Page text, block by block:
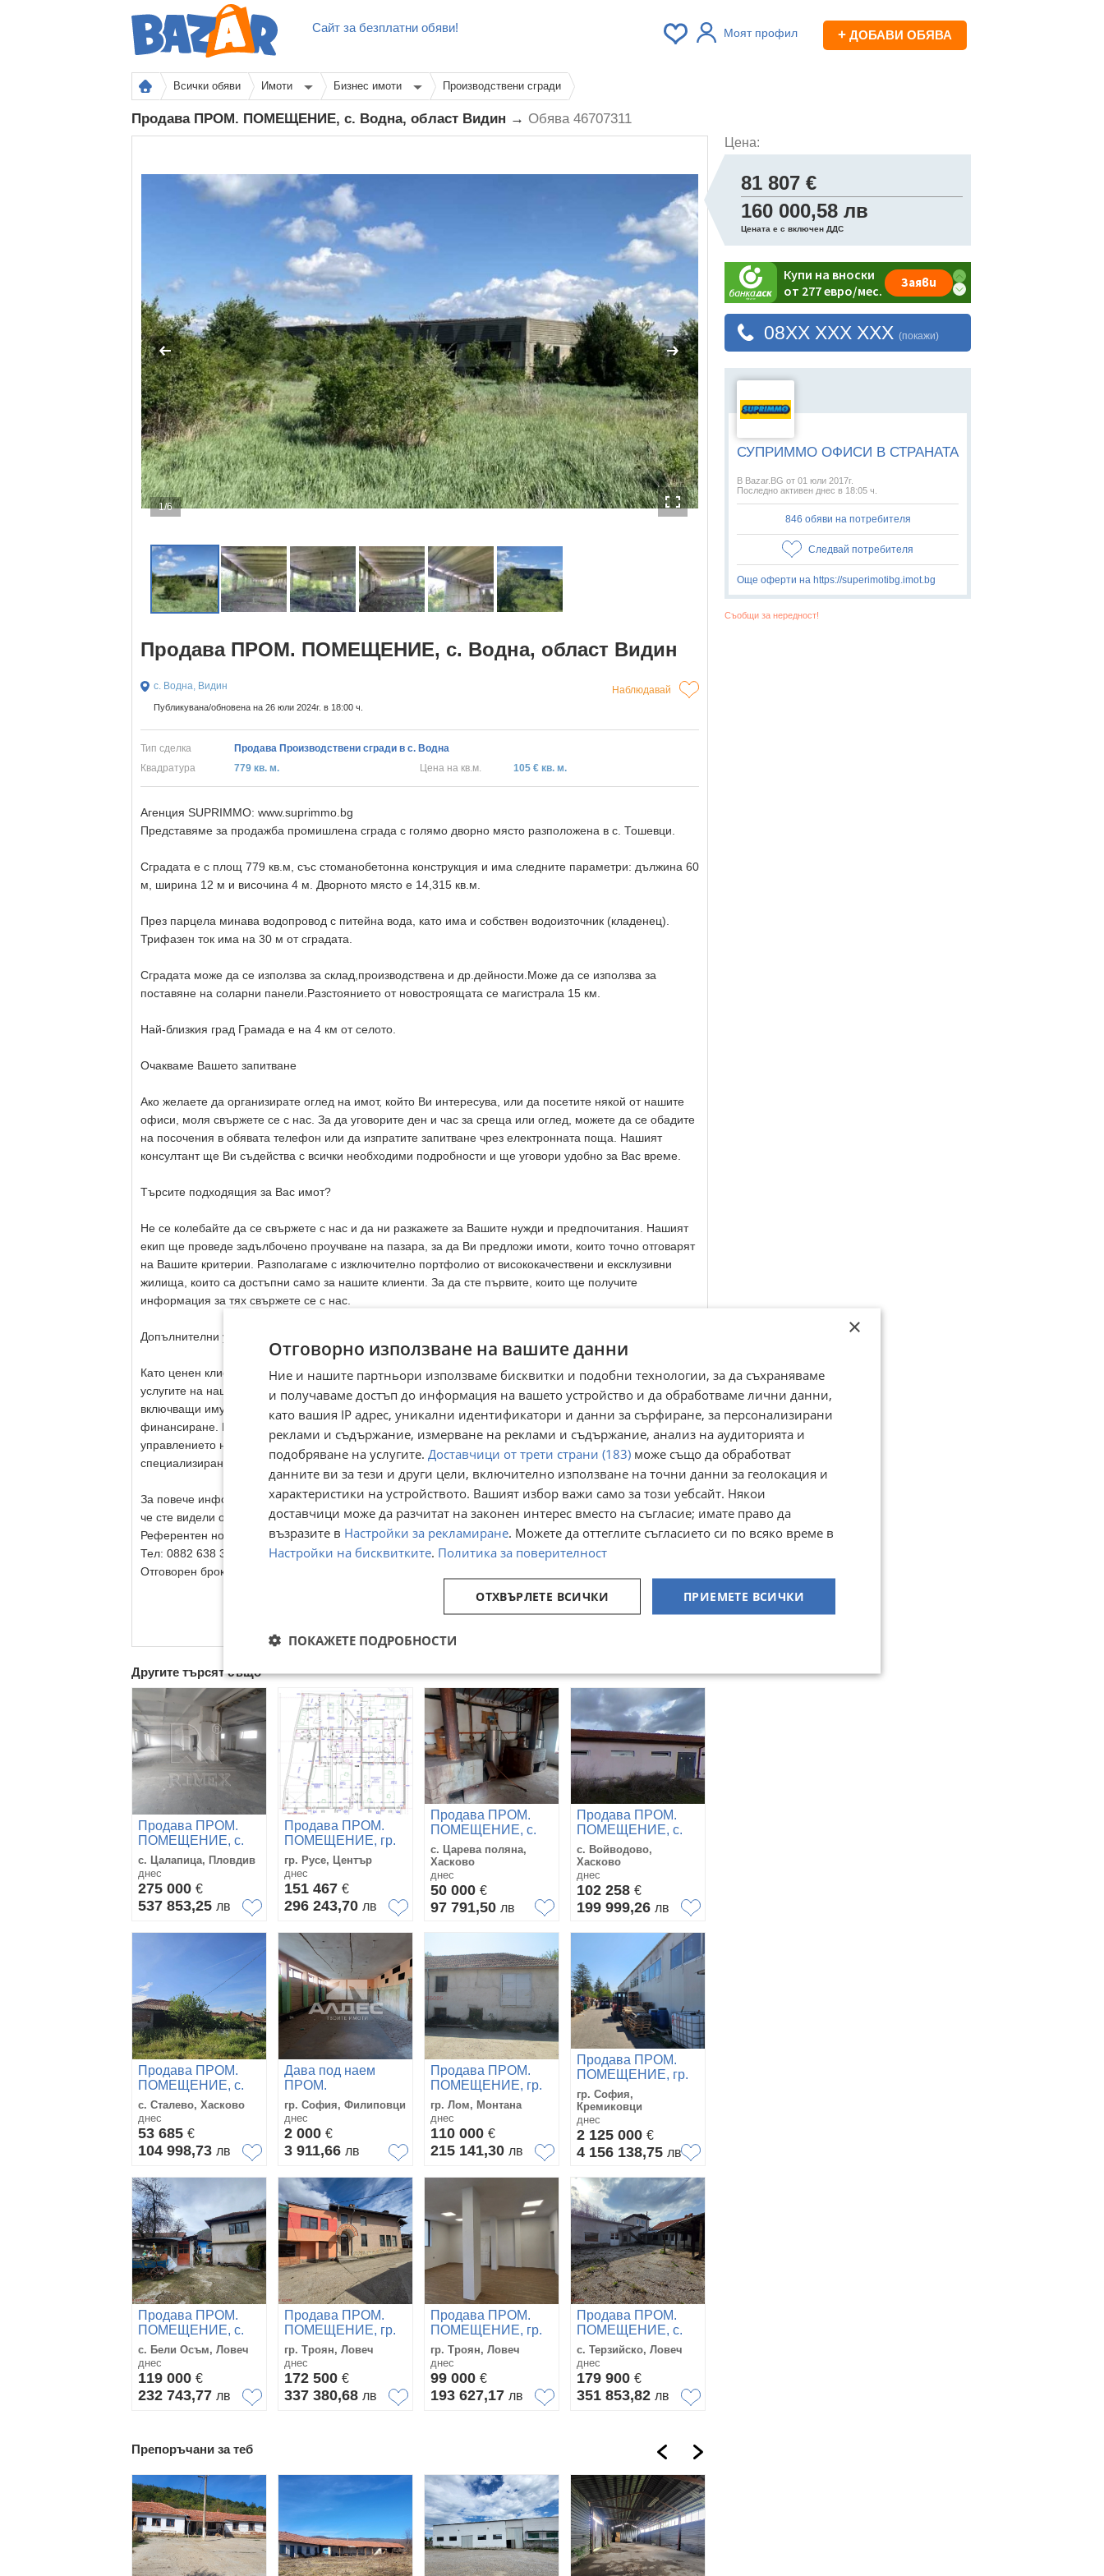
Сайт за безплатни обяви! Моят профил + ДОБАВИ ОБЯВА
Всички обяви Имоти Бизнес имоти Производствени сгради
Продава ПРОМ. ПОМЕЩЕНИЕ, с. Водна, област Видин → Обява 46707311
1/6
Продава ПРОМ. ПОМЕЩЕНИЕ, с. Водна, област Видин
с. Водна, Видин Наблюдавай
Публикувана/обновена на 26 юли 2024г. в 18:00 ч.
Тип сделка
Продава Производствени сгради в с. Водна
Квадратура
779 кв. м. Цена на кв.м. 105 € кв. м.
Агенция SUPRIMMO: www.suprimmo.bg
Представяме за продажба промишлена сграда с голямо дворно място разположена в с. Тошевци.
Сградата е с площ 779 кв.м, със стоманобетонна конструкция и има следните параметри: дължина 60
м, ширина 12 м и височина 4 м. Дворното място е 14,315 кв.м.
През парцела минава водопровод с питейна вода, като има и собствен водоизточник (кладенец).
Трифазен ток има на 30 м от сградата.
Сградата може да се използва за склад,производствена и др.дейности.Може да се използва за
поставяне на соларни панели.Разстоянието от новостроящата се магистрала 15 км.
Най-близкия град Грамада е на 4 км от селото.
Очакваме Вашето запитване
Ако желаете да организирате оглед на имот, който Ви интересува, или да посетите някой от нашите
офиси, моля свържете се с нас. За да уговорите ден и час за среща или оглед, можете да се обадите
на посочения в обявата телефон или да изпратите запитване чрез електронната поща. Нашият
консултант ще Ви съдейства с всички необходими подробности и ще уговори удобно за Вас време.
Търсите подходящия за Вас имот?
Не се колебайте да се свържете с нас и да ни разкажете за Вашите нужди и предпочитания. Нашият
екип ще проведе задълбочено проучване на пазара, за да Ви предложи имоти, които точно отговарят
на Вашите критерии. Разполагаме с изключително портфолио от висококачествени и ексклузивни
жилища, които са достъпни само за нашите клиенти. За да сте първите, които ще получите
информация за тях свържете се с нас.
Допълнителни услуги
Като ценен клиент на нашата компания, Вие ще имате привилегията да ползвате напълно безплатно
услугите на нашия опитен юридически екип. В допълнение, предлагаме комплексни решения,
включващи имуществена застраховка, безплатна финансова консултация, както и изгодни условия за
финансиране. Нашите услуги се разпростират и в сферата на препродажбата, отдаването под наем и
управлението на имоти. Осигуряваме висококачествени ремонтни дейности и обзавеждане чрез
специализирани ...
За повече информация свържете се с нас и цитирайте референтния номер на имота. Моля, кажете,
че сте видeли обявата в този сайт.
Референтен номер: Vd 124137
Тел: 0882 638 381, 094 988 079
Отговорен брокер:Стефан Филаретов
Преглеждания:258
Другите търсят също
Продава ПРОМ.
ПОМЕЩЕНИЕ, с.
Цалапица, област
Пловдив
с. Цалапица, Пловдив
днес
275 000 €
537 853,25 лв
Продава ПРОМ.
ПОМЕЩЕНИЕ, гр.
Русе, Център
гр. Русе, Център
днес
151 467 €
296 243,70 лв
Продава ПРОМ.
ПОМЕЩЕНИЕ, с.
Царева поляна,
област Хасково
с. Царева поляна,
Хасково
днес
50 000 €
97 791,50 лв
Продава ПРОМ.
ПОМЕЩЕНИЕ, с.
Войводово, област
Хасково
с. Войводово,
Хасково
днес
102 258 €
199 999,26 лв
Продава ПРОМ.
ПОМЕЩЕНИЕ, с.
Сталево, област
Хасково
с. Сталево, Хасково
днес
53 685 €
104 998,73 лв
Дава под наем
ПРОМ.
ПОМЕЩЕНИЕ, гр.
София, Филиповци
гр. София, Филиповци
днес
2 000 €
3 911,66 лв
Продава ПРОМ.
ПОМЕЩЕНИЕ, гр.
Лом, област
Монтана
гр. Лом, Монтана
днес
110 000 €
215 141,30 лв
Продава ПРОМ.
ПОМЕЩЕНИЕ, гр.
София,
Кремиковци
гр. София,
Кремиковци
днес
2 125 000 €
4 156 138,75 лв
Продава ПРОМ.
ПОМЕЩЕНИЕ, с.
Бели Осъм, област
Ловеч
с. Бели Осъм, Ловеч
днес
119 000 €
232 743,77 лв
Продава ПРОМ.
ПОМЕЩЕНИЕ, гр.
Троян, област
Ловеч
гр. Троян, Ловеч
днес
172 500 €
337 380,68 лв
Продава ПРОМ.
ПОМЕЩЕНИЕ, гр.
Троян, област
Ловеч
гр. Троян, Ловеч
днес
99 000 €
193 627,17 лв
Продава ПРОМ.
ПОМЕЩЕНИЕ, с.
Терзийско, област
Ловеч
с. Терзийско, Ловеч
днес
179 900 €
351 853,82 лв
Препоръчани за теб
Цена:
81 807 €
160 000,58 лв
Цената е с включен ДДС
08XX XXX XXX (покажи)
СУПРИММО ОФИСИ В СТРАНАТА
В Bazar.BG от 01 юли 2017г.
Последно активен днес в 18:05 ч.
846 обяви на потребителя
Следвай потребителя
Още оферти на https://superimotibg.imot.bg
Съобщи за нередност!
×
Отговорно използване на вашите данни
Ние и нашите партньори използваме бисквитки и подобни технологии, за да съхраняваме
и получаваме достъп до информация на вашето устройство и да обработваме лични данни,
като вашия IP адрес, уникални идентификатори и данни за сърфиране, за персонализирани
реклами и съдържание, измерване на реклами и съдържание, анализ на аудиторията и
подобряване на услугите. Доставчици от трети страни (183) може също да обработват
данните ви за тези и други цели, включително използване на точни данни за геолокация и
характеристики на устройството. Вашият избор важи само за този уебсайт. Някои
доставчици може да разчитат на законен интерес вместо на съгласие; имате право да
възразите в Настройки за рекламиране. Можете да оттеглите съгласието си по всяко време в
Настройки на бисквитките. Политика за поверителност
ПРИЕМЕТЕ ВСИЧКИ
ОТХВЪРЛЕТЕ ВСИЧКИ
ПОКАЖЕТЕ ПОДРОБНОСТИ